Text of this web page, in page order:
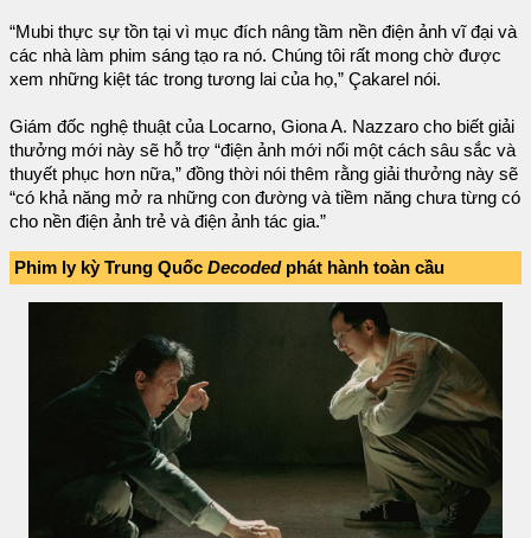
“Mubi thực sự tồn tại vì mục đích nâng tầm nền điện ảnh vĩ đại và
các nhà làm phim sáng tạo ra nó. Chúng tôi rất mong chờ được
xem những kiệt tác trong tương lai của họ,” Çakarel nói.
Giám đốc nghệ thuật của Locarno, Giona A. Nazzaro cho biết giải
thưởng mới này sẽ hỗ trợ “điện ảnh mới nổi một cách sâu sắc và
thuyết phục hơn nữa,” đồng thời nói thêm rằng giải thưởng này sẽ
“có khả năng mở ra những con đường và tiềm năng chưa từng có
cho nền điện ảnh trẻ và điện ảnh tác gia.”
Phim ly kỳ Trung Quốc Decodedphát hành toàn cầu